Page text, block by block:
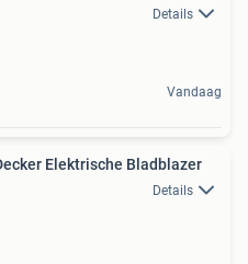
Details
Vandaag
Black & Decker Elektrische Bladblazer
Details